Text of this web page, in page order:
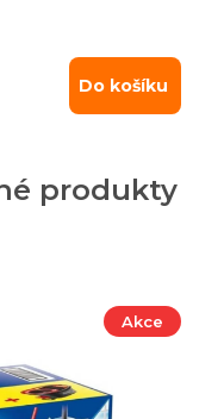
Do košíku
produkty
Akce